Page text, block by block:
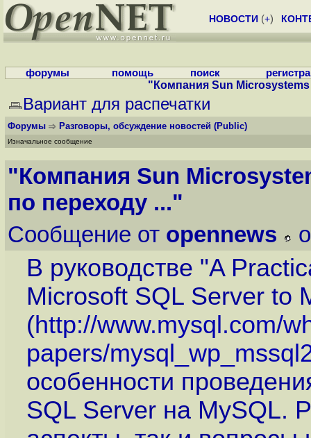
НОВОСТИ (+)
форумы помощь поиск
"Компания Sun
Вариант для распечатки
Форумы Разговоры, обсуждение новостей (Public)
Изначальное сообщение
"Компания Sun
по переходу ..."
Сообщение от opennews
В руководстве "A
Microsoft SQL Server to
(http://www.mysql.com/
papers/
особенности
SQL Server на MySQL.